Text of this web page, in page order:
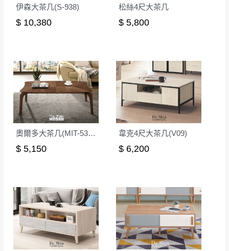
。
山區內等，或收貨地點搬運過於困難等因素，導致無
法順利配送，本公司除了盡最大努力完成配送外，視
狀況保有出貨的權利。
保護物流人員的工作安全，賣家無提供吊掛服務，若
需以吊車或其他的吊掛方式吊運，費用將由買方自行
支付。
商品，無法指定特定時間送達，司機當天到貨前皆會
如遇自然災害、政府宣布之災害警報等不可抗力情
事，而危及運送人員輸送之安全，本司得視狀況延後
或停止運送服務。
百貨公司配送暫無法配合開店前、閉店後時段，並送
至百貨公司卸貨區為限，恕無法送至指定樓面。《 如
詳細尺寸以實品為主。
非因本公司問題而需退換貨，請於收到貨7日
若發生非本司因素致使之汙損破壞，恕無法
辦理退換貨。
台北市、新北市地區固定每周(三)、(日)兩天
收送貨，敬請見諒！
本公司部份商品無維修服務，超過7日鑑賞
期，商品使用年限，因客人使用習慣、居家
環境不同。若屬人為因素導致商品損壞、零
會進行維修)。
到貨7日內為鑑賞期(注意:鑑賞期非試用期)，
若非商品品質瑕疵問題於鑑賞期內退貨之情
形，我們需酌收退貨運費。
如欲放置營業場所及公開場合之商品則無享
伊森大茶几(S-938)
$ 10,380
松絲4尺大茶几
$ 5,800
奧爾多大茶几(MIT-5319)
$ 5,150
韋克4尺大茶几(V09)
$ 6,200